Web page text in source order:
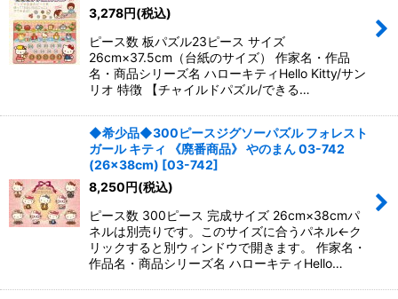
3,278円(税込)
ピース数 板パズル23ピース サイズ
26cm×37.5cm（台紙のサイズ） 作家名・作品
名・商品シリーズ名 ハローキティHello Kitty/サン
リオ 特徴 【チャイルドパズル/できる…
◆希少品◆300ピースジグソーパズル フォレスト
ガール キティ 《廃番商品》 やのまん 03-742
(26×38cm) [03-742]
8,250円(税込)
ピース数 300ピース 完成サイズ 26cm×38cmパ
ネルは別売りです。このサイズに合うパネル←ク
リックすると別ウィンドウで開きます。 作家名・
作品名・商品シリーズ名 ハローキティHello…